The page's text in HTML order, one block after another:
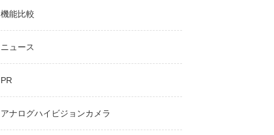
機能比較
ニュース
PR
アナログハイビジョンカメラ